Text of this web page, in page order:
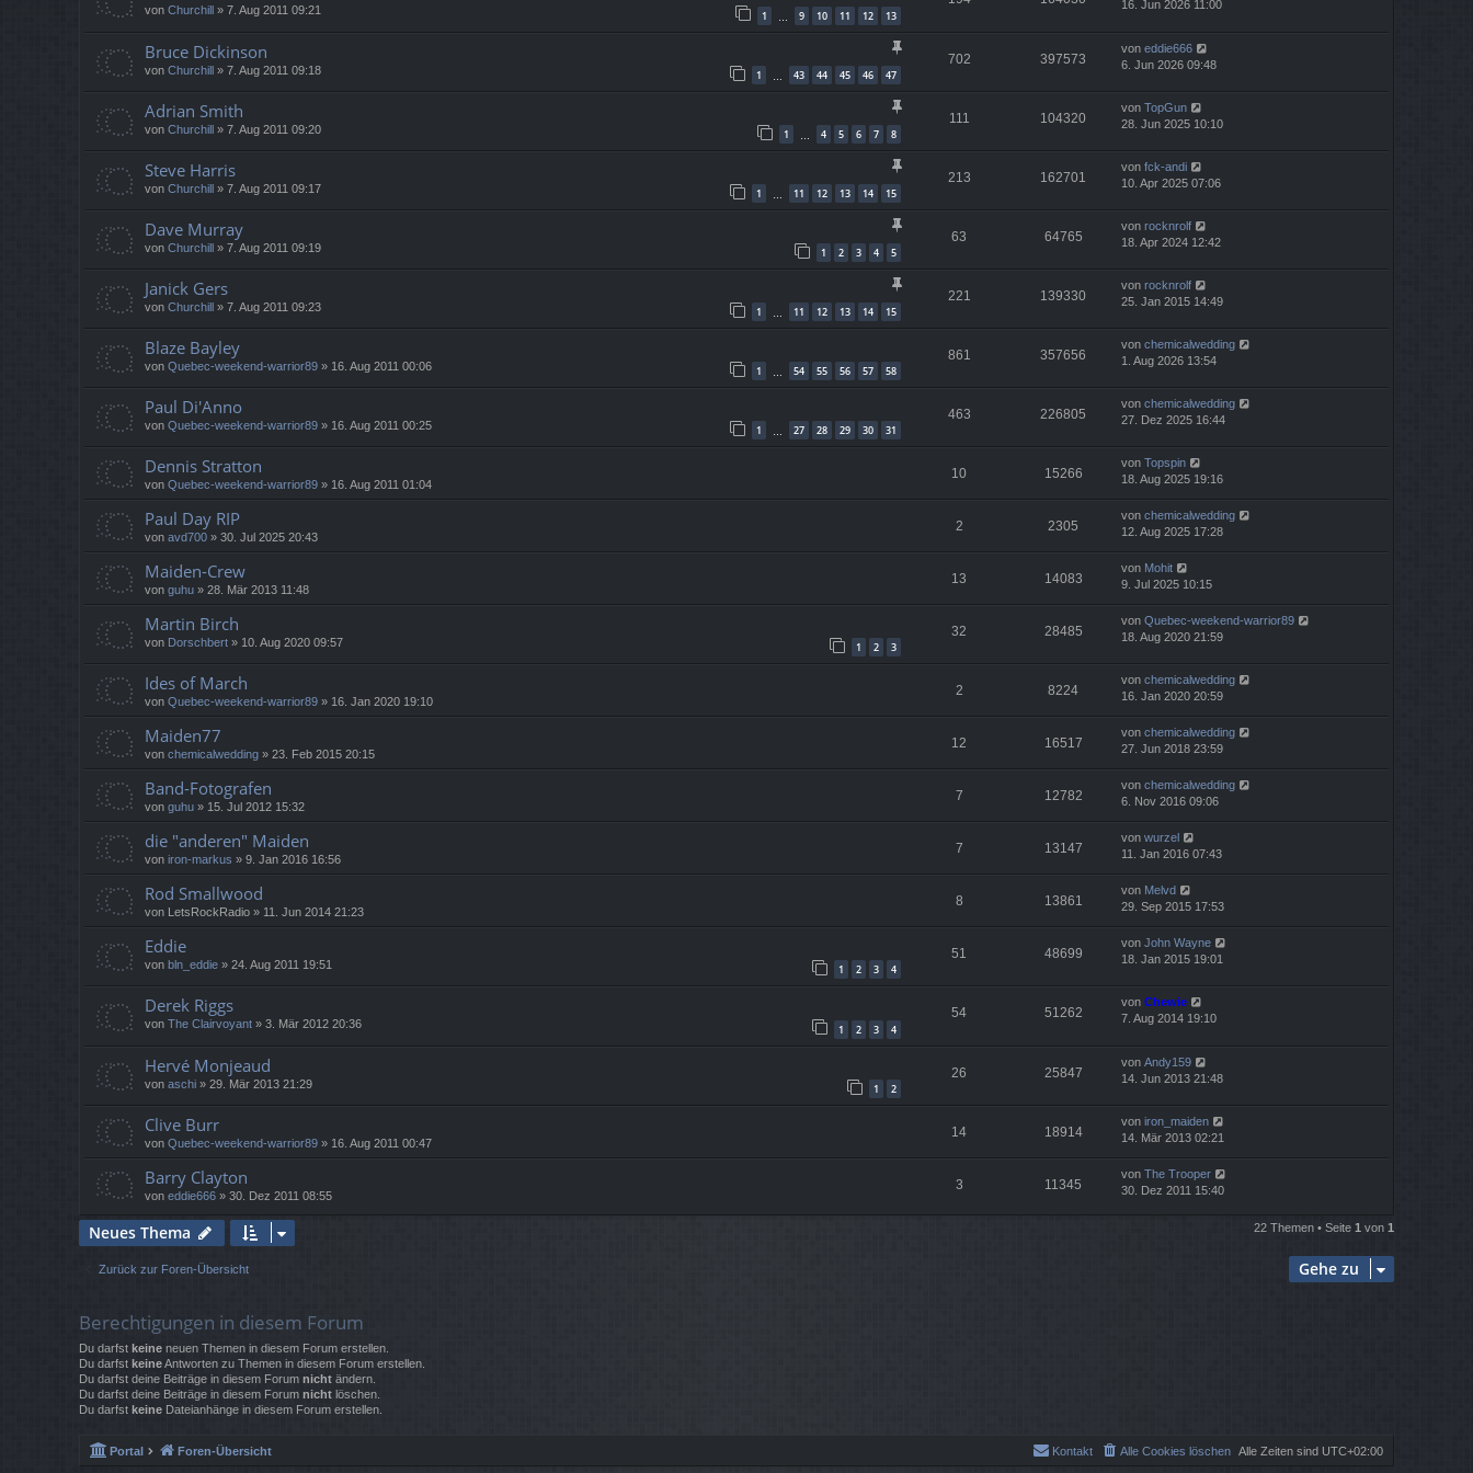
von Churchill » 7. Aug 2011 09:21 1 9 10 11 12 13
16. Jun 2026 11:00
Bruce Dickinson
von Churchill » 7. Aug 2011 09:18 1 43 44 45 46 47
702 397573
von eddie666
6. Jun 2026 09:48
Adrian Smith
von Churchill » 7. Aug 2011 09:20 1 4 5 6 7 8
111 104320
von TopGun
28. Jun 2025 10:10
Steve Harris
von Churchill » 7. Aug 2011 09:17 1 11 12 13 14 15
213 162701
von fck-andi
10. Apr 2025 07:06
Dave Murray
von Churchill » 7. Aug 2011 09:19 1 2 3 4 5
63 64765
von rocknrolf
18. Apr 2024 12:42
Janick Gers
von Churchill » 7. Aug 2011 09:23 1 … 11 12 13 14 15
221 139330
von rocknrolf
25. Jan 2015 14:49
Blaze Bayley
von Quebec-weekend-warrior89 » 16. Aug 2011 00:06 1 … 54 55 56 57 58
861 357656
von chemicalwedding
1. Aug 2026 13:54
Paul Di'Anno
von Quebec-weekend-warrior89 » 16. Aug 2011 00:25 1 … 27 28 29 30 31
463 226805
von chemicalwedding
27. Dez 2025 16:44
Dennis Stratton
von Quebec-weekend-warrior89 » 16. Aug 2011 01:04
10 15266
von Topspin
18. Aug 2025 19:16
Paul Day RIP
von avd700 » 30. Jul 2025 20:43
2 2305
von chemicalwedding
12. Aug 2025 17:28
Maiden-Crew
von guhu » 28. Mär 2013 11:48
13 14083
von Mohit
9. Jul 2025 10:15
Martin Birch
von Dorschbert » 10. Aug 2020 09:57 1 2 3
32 28485
von Quebec-weekend-warrior89
18. Aug 2020 21:59
Ides of March
von Quebec-weekend-warrior89 » 16. Jan 2020 19:10
2 8224
von chemicalwedding
16. Jan 2020 20:59
Maiden77
von chemicalwedding » 23. Feb 2015 20:15
12 16517
von chemicalwedding
27. Jun 2018 23:59
Band-Fotografen
von guhu » 15. Jul 2012 15:32
7 12782
von chemicalwedding
6. Nov 2016 09:06
die "anderen" Maiden
von iron-markus » 9. Jan 2016 16:56
7 13147
von wurzel
11. Jan 2016 07:43
Rod Smallwood
von LetsRockRadio » 11. Jun 2014 21:23
8 13861
von Melvd
29. Sep 2015 17:53
Eddie
von bln_eddie » 24. Aug 2011 19:51 1 2 3 4
51 48699
von John Wayne
18. Jan 2015 19:01
Derek Riggs
von The Clairvoyant » 3. Mär 2012 20:36 1 2 3 4
54 51262
von Chewie
7. Aug 2014 19:10
Hervé Monjeaud
von aschi » 29. Mär 2013 21:29 1 2
26 25847
von Andy159
14. Jun 2013 21:48
Clive Burr
von Quebec-weekend-warrior89 » 16. Aug 2011 00:47
14 18914
von iron_maiden
14. Mär 2013 02:21
Barry Clayton
von eddie666 » 30. Dez 2011 08:55
3 11345
von The Trooper
30. Dez 2011 15:40
Neues Thema 22 Themen • Seite 1 von 1
Zurück zur Foren-Übersicht Gehe zu
Berechtigungen in diesem Forum
Du darfst keine neuen Themen in diesem Forum erstellen.
Du darfst keineAntworten zu Themen in diesem Forum erstellen.
Du darfst deine Beiträge in diesem Forum nicht ändern.
Du darfst deine Beiträge in diesem Forum nicht löschen.
Du darfst keine Dateianhänge in diesem Forum erstellen.
Portal Foren-Übersicht Alle Zeiten sind UTC+02:00
Alle Cookies löschen
Kontakt